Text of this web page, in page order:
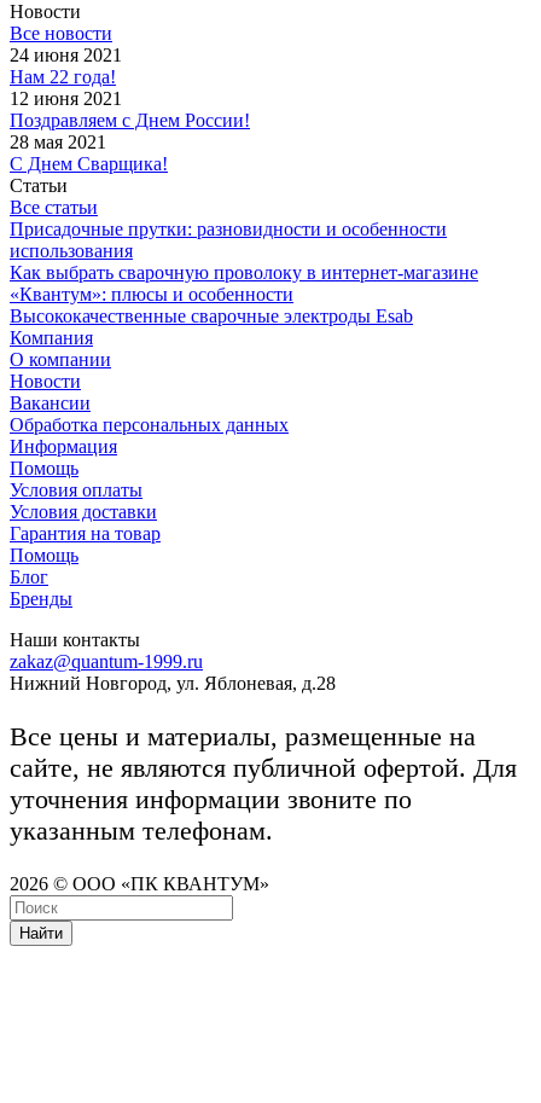
Новости
Все новости
24 июня 2021
Нам 22 года!
12 июня 2021
Поздравляем с Днем России!
28 мая 2021
С Днем Сварщика!
Статьи
Все статьи
Присадочные прутки: разновидности и особенности
использования
Как выбрать сварочную проволоку в интернет-магазине
«Квантум»: плюсы и особенности
Высококачественные сварочные электроды Esab
Компания
О компании
Новости
Вакансии
Обработка персональных данных
Информация
Помощь
Условия оплаты
Условия доставки
Гарантия на товар
Помощь
Блог
Бренды
Наши контакты
zakaz@quantum-1999.ru
Нижний Новгород, ул. Яблоневая, д.28
Все цены и материалы, размещенные на
сайте, не являются публичной офертой. Для
уточнения информации звоните по
указанным телефонам.
2026 © ООО «ПК КВАНТУМ»
Найти